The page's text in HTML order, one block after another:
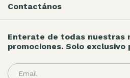
Contactános
Enterate de todas nuestras
promociones. Solo